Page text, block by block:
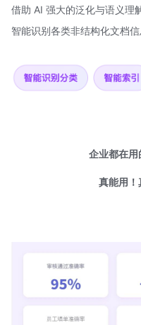
借助 AI 强大的泛化与语义理
智能识别各类非结构化文档信
企业都在
真能用！